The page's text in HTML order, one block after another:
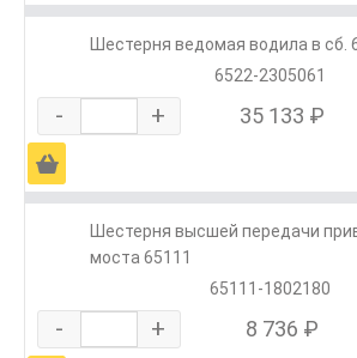
Шестерня ведомая водила в
6522-2305061
- + 35 133 ₽
Ä
Шестерня высшей передачи
моста 65111
65111-1802180
- + 8 736 ₽